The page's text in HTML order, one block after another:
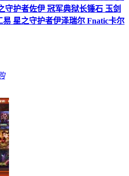
守护者佐伊 冠军典狱长锤石 玉剑
星之守护者伊泽瑞尔 Fnatic卡尔